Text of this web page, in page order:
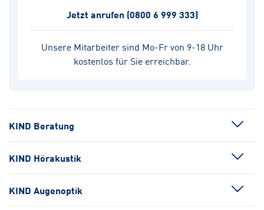
Unsere Mitarbeiter sind Mo-Fr von 9-18 Uhr
kostenlos für Sie erreichbar.
Jetzt anrufen (0800 6 999 333)
KIND Beratung
KIND Hörakustik
KIND Augenoptik